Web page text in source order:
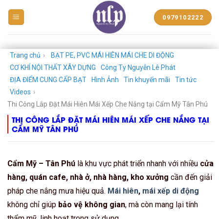
NHỰA
PHÁT
0979102222
Trang chủ ›
BẠT PE, PVC MÁI HIÊN MÁI CHE DI ĐỘNG
CƠ KHÍ NỘI THẤT XÂY DỰNG
Công Ty Nguyễn Lê Phát
ĐỊA ĐIỂM CUNG CẤP BẠT
Hình Ảnh Tin khuyến mãi
Tin tức
Videos ›
Thi Công Lắp Đặt Mái Hiên Mái Xếp Che Nắng tại Cẩm Mỹ Tân Phú
THI CÔNG LẮP ĐẶT MÁI HIÊN MÁI XẾP CHE NẮNG TẠI
CẨM MỸ TÂN PHÚ
Cẩm Mỹ – Tân Phú là khu vực phát triển nhanh với nhiều cửa
hàng, quán cafe, nhà ở, nhà hàng, kho xưởng cần đến giải
pháp che nắng mưa hiệu quả. Mái hiên, mái xếp di động
không chỉ giúp bảo vệ không gian, mà còn mang lại tính